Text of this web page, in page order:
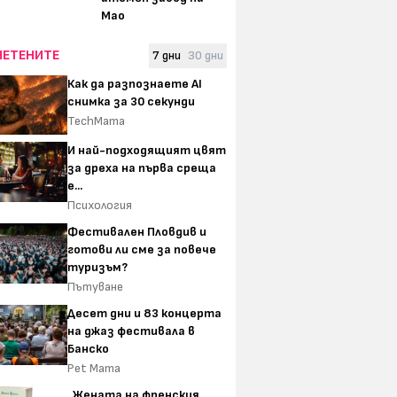
Мао
7 дни 30 дни
Как да разпознаете AI
снимка за 30 секунди
TechMama
И най-подходящият цвят
за дреха на първа среща
е...
Психология
Фестивален Пловдив и
готови ли сме за повече
туризъм?
Пътуване
Десет дни и 83 концерта
на джаз фестивала в
Банско
Pet Mama